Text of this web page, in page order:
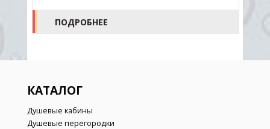
ПОДРОБНЕЕ
КАТАЛОГ
Душевые кабины
Душевые перегородки